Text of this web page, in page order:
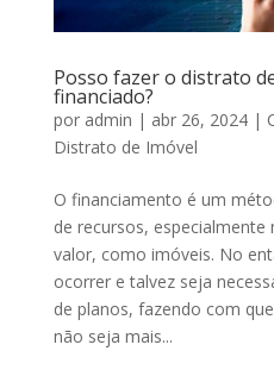
Posso fazer o distrato
financiado?
por admin | abr 26, 2024|
Distrato de Imóvel
O financiamento é um
de recursos,
valor, como imóveis. No
ocorrer e talvez seja
de planos, fazendo com
não seja mais...